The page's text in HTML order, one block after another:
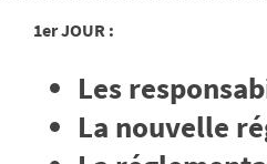
1er JOUR :
Les
La nouvelle